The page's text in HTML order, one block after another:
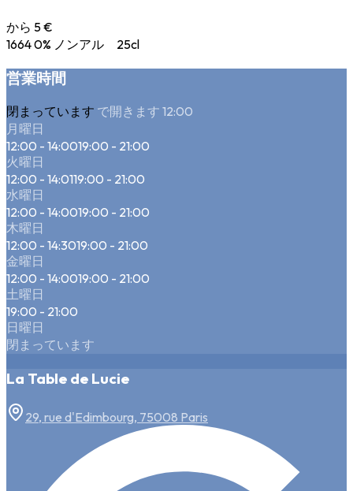
から 5 €
1664 0% ノンアル 25cl
営業時間
閉まっています で開きます 12:00
月曜日
12:00 - 14:0019:00 - 21:00
火曜日
12:00 - 14:0119:00 - 21:00
水曜日
12:00 - 14:0019:00 - 21:00
木曜日
12:00 - 14:3019:00 - 21:00
金曜日
12:00 - 14:0019:00 - 21:00
土曜日
19:00 - 21:00
日曜日
閉まっています
La Table de Lucie
29, rue d'Edimbourg, 75008 Paris